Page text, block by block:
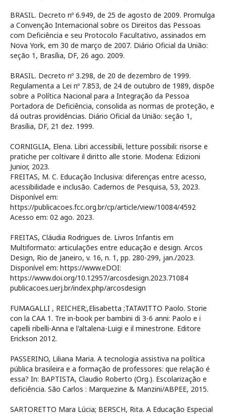
BRASIL. Decreto nº 6.949, de 25 de agosto de 2009. Promulga
a Convenção Internacional sobre os Direitos das Pessoas
com Deficiência e seu Protocolo Facultativo, assinados em
Nova York, em 30 de março de 2007. Diário Oficial da União:
seção 1, Brasília, DF, 26 ago. 2009.
BRASIL. Decreto nº 3.298, de 20 de dezembro de 1999.
Regulamenta a Lei nº 7.853, de 24 de outubro de 1989, dispõe
sobre a Política Nacional para a Integração da Pessoa
Portadora de Deficiência, consolida as normas de proteção, e
dá outras providências. Diário Oficial da União: seção 1,
Brasília, DF, 21 dez. 1999.
CORNIGLIA, Elena. Libri accessibili, letture possibili: risorse e
pratiche per coltivare il diritto alle storie. Modena: Edizioni
Junior, 2023.
FREITAS, M. C. Educação Inclusiva: diferenças entre acesso,
acessibilidade e inclusão. Cadernos de Pesquisa, 53, 2023.
Disponível em:
https://publicacoes.fcc.org.br/cp/article/view/10084/4592
Acesso em: 02 ago. 2023.
FREITAS, Cláudia Rodrigues de. Livros Infantis em
Multiformato: articulações entre educação e design. Arcos
Design, Rio de Janeiro, v. 16, n. 1, pp. 280-299, jan./2023.
Disponível em: https://www.eDOI:
https://www.doi.org/10.12957/arcosdesign.2023.71084
publicacoes.uerj.br/index.php/arcosdesign
FUMAGALLI , REICHER;,Elisabetta ;TATAVITTO Paolo. Storie
con la CAA 1. Tre in-book per bambini di 3-6 anni: Paolo e i
capelli ribelli-Anna e l'altalena-Luigi e il minestrone. Editore
Erickson 2012.
PASSERINO, Liliana Maria. A tecnologia assistiva na política
pública brasileira e a formação de professores: que relação é
essa? In: BAPTISTA, Claudio Roberto (Org.). Escolarização e
deficiência. São Carlos : Marquezine & Manzini/ABPEE, 2015.
SARTORETTO Mara Lúcia; BERSCH, Rita. A Educação Especial